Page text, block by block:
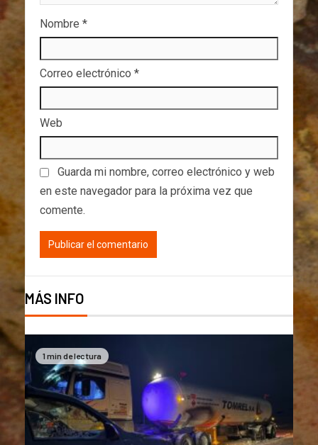
Nombre *
Correo electrónico *
Web
Guarda mi nombre, correo electrónico y web
en este navegador para la próxima vez que
comente.
MÁS INFO
1 min de lectura